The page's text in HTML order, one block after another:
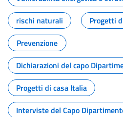
rischi naturali
Progetti
Prevenzione
Dichiarazioni del capo
Progetti di casa Italia
Interviste del Capo